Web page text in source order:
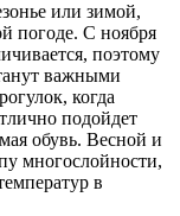
или зимой,
погоде. С ноября
поэтому
важными
когда
подойдет
обувь. Весной и
многослойности,
в